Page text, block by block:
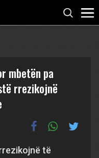
mbetën pa
rrezikojnë
të